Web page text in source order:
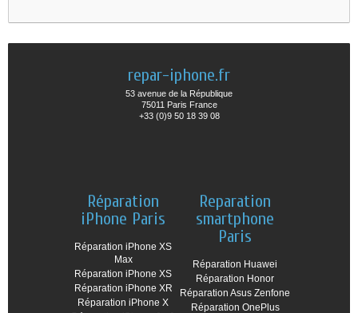
repar-iphone.fr
53 avenue de la République
75011 Paris France
+33 (0)9 50 18 39 08
Réparation
iPhone Paris
Réparation iPhone XS
Max
Réparation iPhone XS
Réparation iPhone XR
Réparation iPhone X
Reparation
smartphone
Paris
Réparation Huawei
Réparation Honor
Réparation Asus Zenfone
Réparation OnePlus